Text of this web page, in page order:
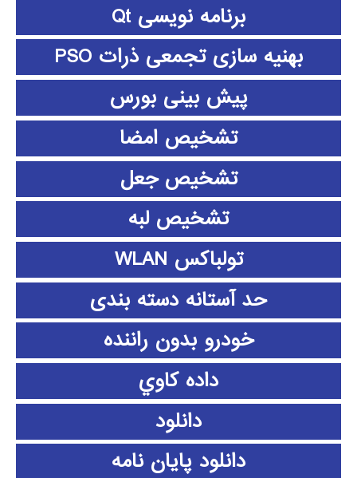
برنامه نویسی Qt
بهنیه سازی تجمعی ذرات PSO
پیش بینی بورس
تشخیص امضا
تشخیص جعل
تشخیص لبه
تولباکس WLAN
حد آستانه دسته بندی
خودرو بدون راننده
داده كاوي
دانلود
دانلود پايان نامه